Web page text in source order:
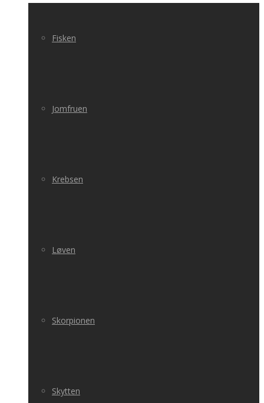
Fisken
Jomfruen
Krebsen
Løven
Skorpionen
Skytten